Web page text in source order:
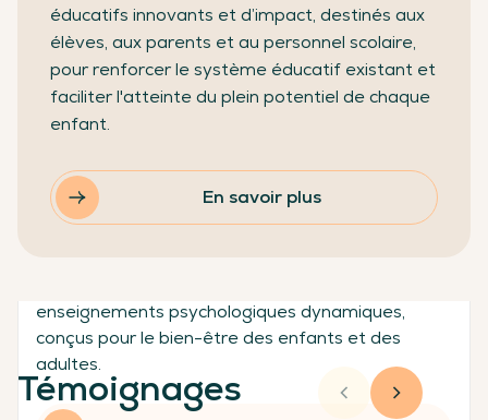
Classe-Zen
enseignements psychologiques dynamiques,
conçus pour le bien-être des enfants et des
adultes.
éducatifs innovants et d’impact, destinés aux
élèves, aux parents et au personnel scolaire,
pour renforcer le système éducatif existant et
faciliter l'atteinte du plein potentiel de chaque
enfant.
En savoir plus
Témoignages